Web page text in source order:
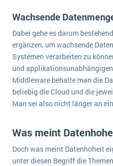
Services
Textil und Mode
Vermietung
Versorgung
Service Level Agreements (SLA)
ERP-Software für
Digitale Arbeitsaufträge in Ihrem
MEHR ÜBER ERP-
Wachsende
Dabei gehe es darum
ergänzen, um wachsende
Systemen verarbeiten zu
und
Middleware behalte man die
beliebig die Cloud und die
Man sei also nicht länger an
Was meint
Doch was meint Datenhoheit
unter diesen Begriff die